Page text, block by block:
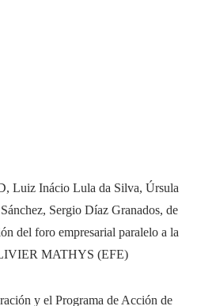
Luiz Inácio Lula da Silva, Úrsula
Sergio Díaz Granados, de
del foro empresarial paralelo a la
MATHYS (EFE)
y el Programa de Acción de